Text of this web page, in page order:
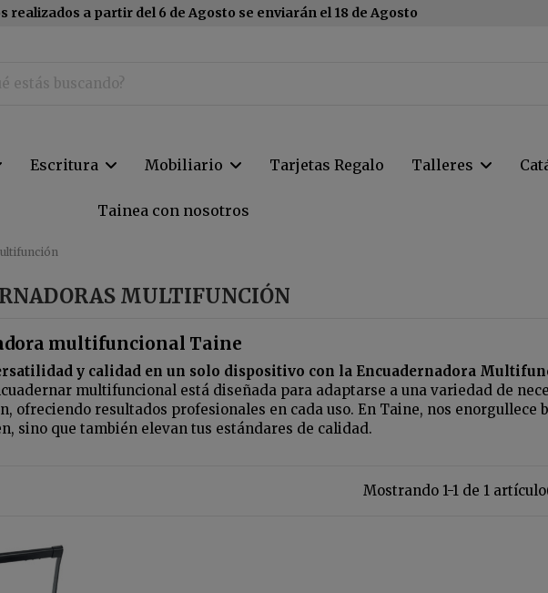
realizados a partir del 6 de Agosto se enviarán el 18 de Agosto
Escritura Mobiliario Tarjetas Regalo Talleres
Tainea con nosotros
MULTIFUNCIÓN
multifuncional Taine
y calidad en un solo dispositivo con la Encuadernadora
multifuncional está diseñada para adaptarse a una variedad de
ofreciendo resultados profesionales en cada uso. En Taine, nos
sino que también elevan tus estándares de calidad.
Mostrando 1-1 de 1